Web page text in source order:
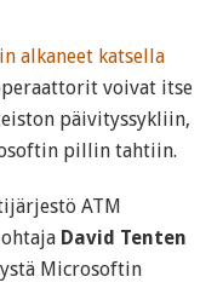
alkaneet katsella
voivat itse
päivityssykliin,
pillin tahtiin.
ATM
David Tenten
Microsoftin